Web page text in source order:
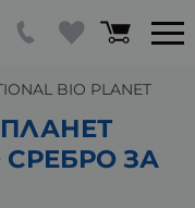
BIO PLANET
ЗА